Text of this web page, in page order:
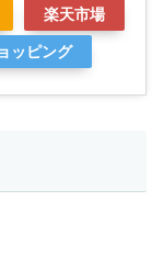
楽天市場
ッピング